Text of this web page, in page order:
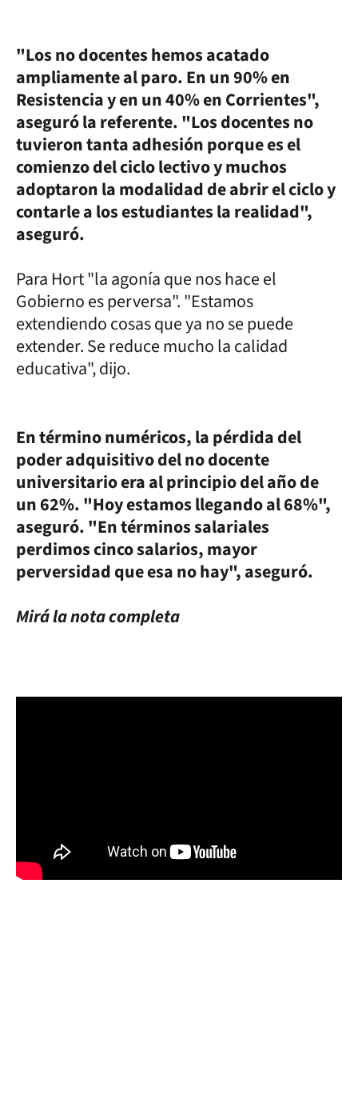
"Los no docentes hemos acatado
ampliamente al paro. En un 90% en
Resistencia y en un 40% en Corrientes",
aseguró la referente. "Los docentes no
tuvieron tanta adhesión porque es el
comienzo del ciclo lectivo y muchos
adoptaron la modalidad de abrir el ciclo y
contarle a los estudiantes la realidad",
aseguró.
Para Hort "la agonía que nos hace el
Gobierno es perversa". "Estamos
extendiendo cosas que ya no se puede
extender. Se reduce mucho la calidad
educativa", dijo.
En término numéricos, la pérdida del
poder adquisitivo del no docente
universitario era al principio del año de
un 62%. "Hoy estamos llegando al 68%",
aseguró. "En términos salariales
perdimos cinco salarios, mayor
perversidad que esa no hay", aseguró.
Mirá la nota completa